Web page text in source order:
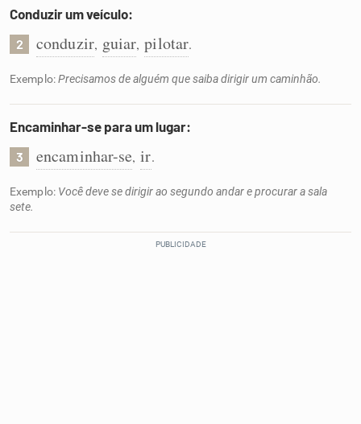
Caça-palavras
Dicionário
Sinônimos
Conduzir um veículo:
2 conduzir, guiar, pilotar.
Exemplo:Precisamos de alguém que saiba dirigir um caminhão.
Encaminhar-se para um lugar:
3 encaminhar-se, ir.
Exemplo: Você deve se dirigir ao segundo andar e procurar a sala
sete.